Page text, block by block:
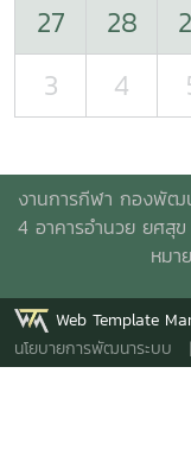
27
28
3
4
งานการกีฬา กองพัฒ
4 อาคารอำนวย ยศสุข
หมา
Web Template
นโยบายการพัฒนาระบบ